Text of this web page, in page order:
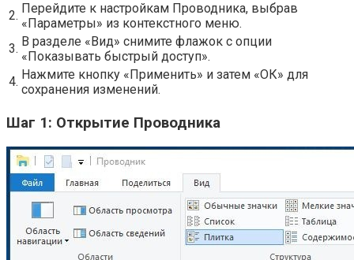
2. Перейдите к настройкам Проводника, выбрав
«Параметры» из контекстного меню.
3. В разделе «Вид» снимите флажок с опции
«Показывать быстрый доступ».
4. Нажмите кнопку «Применить» и затем «ОК» для
сохранения изменений.
Шаг 1: Открытие Проводника